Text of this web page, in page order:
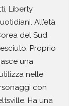
Liberty
All’età
del Sud
Proprio
una
nelle
con
Ha una